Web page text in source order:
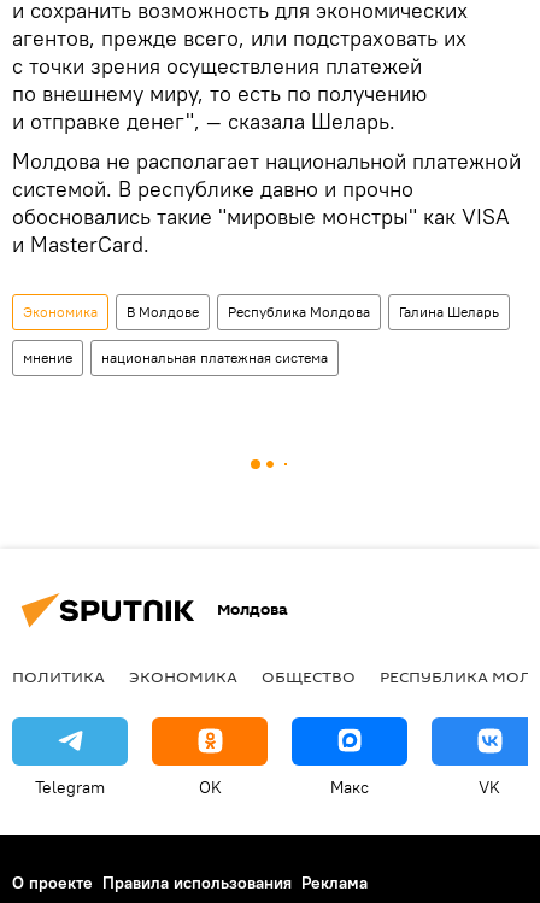
и сохранить возможность для экономических
агентов, прежде всего, или подстраховать их
с точки зрения осуществления платежей
по внешнему миру, то есть по получению
и отправке денег", — сказала Шеларь.
Молдова не располагает национальной платежной
системой. В республике давно и прочно
обосновались такие "мировые монстры" как VISA
и MasterCard.
Экономика В Молдове Республика Молдова Галина Шеларь
мнение национальная платежная система
Молдова
ПОЛИТИКА ЭКОНОМИКА ОБЩЕСТВО РЕСПУБЛИКА
Telegram OK Макс VK
О проекте Правила использования Реклама